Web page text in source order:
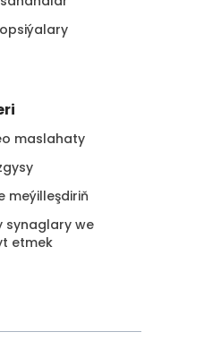
maslahaty
meýilleşdiriň
synaglary we
etmek